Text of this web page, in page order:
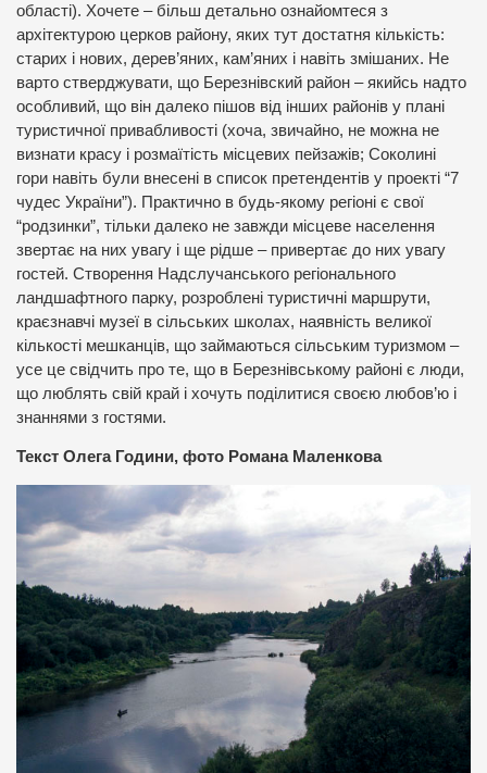
області). Хочете – більш детально ознайомтеся з
архітектурою церков району, яких тут достатня кількість:
старих і нових, дерев’яних, кам’яних і навіть змішаних. Не
варто стверджувати, що Березнівский район – якийсь надто
особливий, що він далеко пішов від інших районів у плані
туристичної привабливості (хоча, звичайно, не можна не
визнати красу і розмаїтість місцевих пейзажів; Соколині
гори навіть були внесені в список претендентів у проекті “7
чудес України”). Практично в будь-якому регіоні є свої
“родзинки”, тільки далеко не завжди місцеве населення
звертає на них увагу і ще рідше – привертає до них увагу
гостей. Створення Надслучанського регіонального
ландшафтного парку, розроблені туристичні маршрути,
краєзнавчі музеї в сільських школах, наявність великої
кількості мешканців, що займаються сільським туризмом –
усе це свідчить про те, що в Березнівському районі є люди,
що люблять свій край і хочуть поділитися своєю любов’ю і
знаннями з гостями.
Текст Олега Години, фото Романа Маленкова